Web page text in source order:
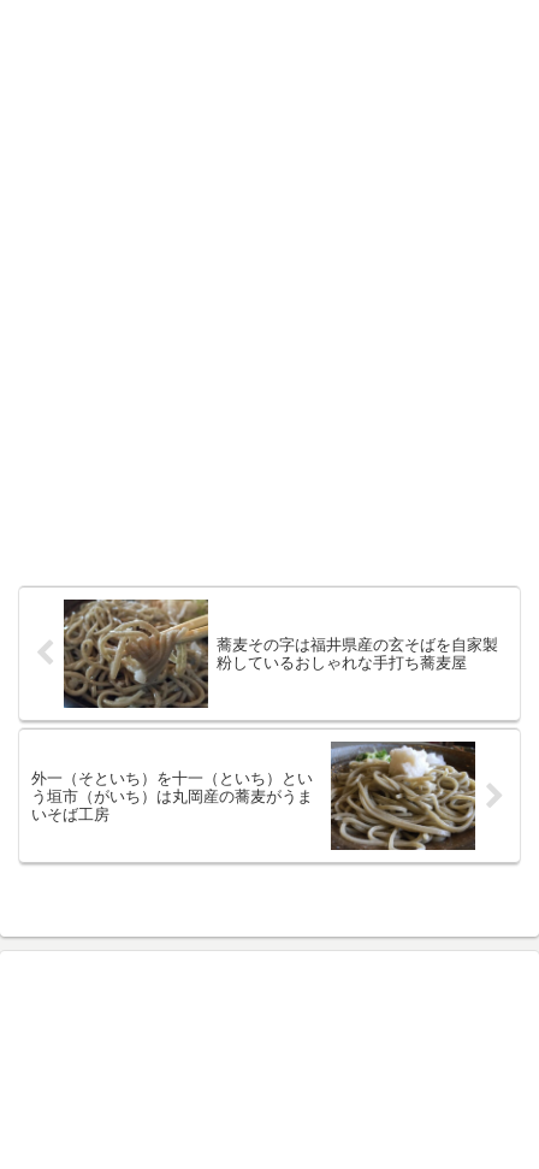
蕎麦その字は福井県産の玄そばを自家製
粉しているおしゃれな手打ち蕎麦屋
外一（そといち）を十一（といち）とい
う垣市（がいち）は丸岡産の蕎麦がうま
いそば工房